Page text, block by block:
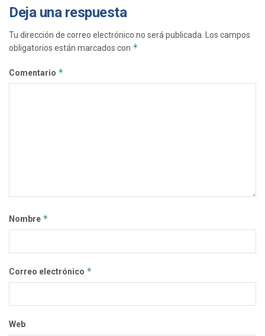
Deja una respuesta
Tu dirección de correo electrónico no será publicada. Los campos
obligatorios están marcados con *
Comentario *
Nombre *
Correo electrónico *
Web